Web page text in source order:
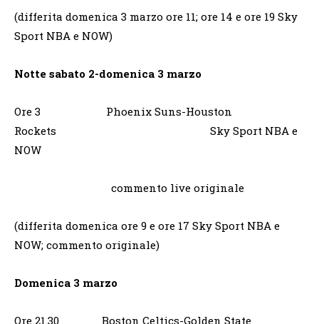
(differita domenica 3 marzo ore 11; ore 14 e ore 19 Sky
Sport NBA e NOW)
Notte sabato 2-domenica 3 marzo
Ore 3 Phoenix Suns-Houston
Rockets Sky Sport NBA e
NOW
commento live originale
(differita domenica ore 9 e ore 17 Sky Sport NBA e
NOW; commento originale)
Domenica 3 marzo
Ore 21.30 Boston Celtics-Golden State